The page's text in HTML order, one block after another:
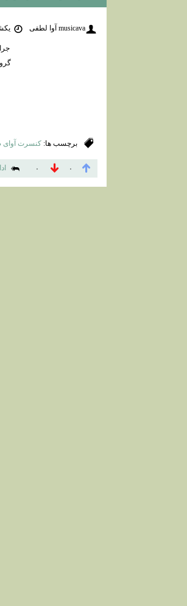
musicava آوا لطفی یکشنبه ۲۶
برچسب ها: کنسرت آوای
۰ ۰